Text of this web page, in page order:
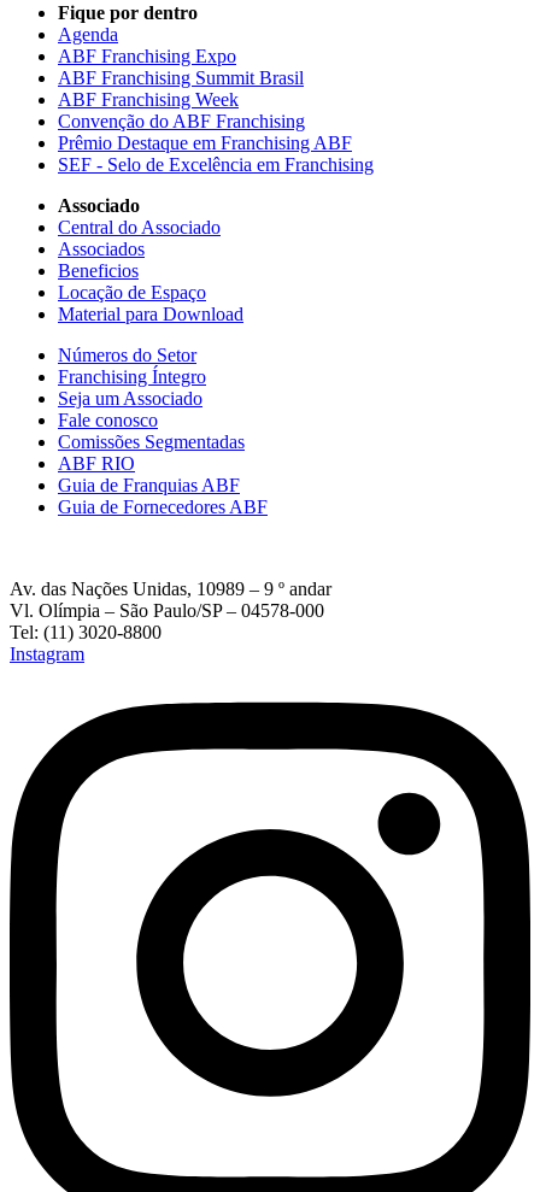
Fique por dentro
Agenda
ABF Franchising Expo
ABF Franchising Summit Brasil
ABF Franchising Week
Convenção do ABF Franchising
Prêmio Destaque em Franchising ABF
SEF - Selo de Excelência em Franchising
Associado
Central do Associado
Associados
Beneficios
Locação de Espaço
Material para Download
Números do Setor
Franchising Íntegro
Seja um Associado
Fale conosco
Comissões Segmentadas
ABF RIO
Guia de Franquias ABF
Guia de Fornecedores ABF
Av. das Nações Unidas, 10989 – 9 º andar
Vl. Olímpia – São Paulo/SP – 04578-000
Tel: (11) 3020-8800
Instagram